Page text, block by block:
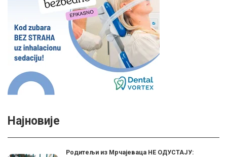
Најновије
Родитељи из Мрчајеваца НЕ ОДУСТАЈУ: